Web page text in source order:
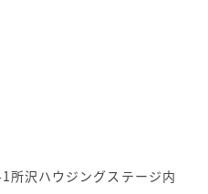
所沢ハウジングステージ内